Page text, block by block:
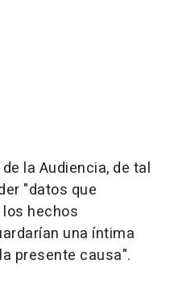
la Audiencia, de tal
"datos que
hechos
una íntima
presente causa".